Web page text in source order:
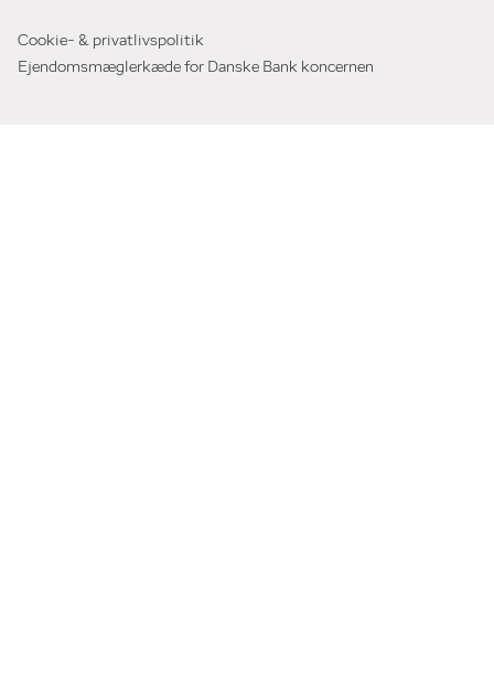
Cookie- & privatlivspolitik
Ejendomsmæglerkæde for Danske Bank koncernen